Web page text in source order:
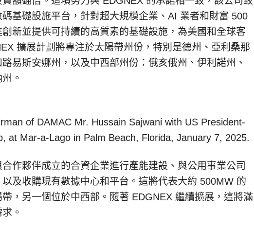
基礎設施平台，針對超大規模企業、AI 業者和財富 500
新並提供可持續的高質素的基礎設施，為美國和全球客
擴展計劃將專注於太陽帶州份，特別是德州、亞利桑那
易斯安娜州，以及中西部州份：俄亥俄州、伊利諾州、
。
of DAMAC Mr. Hussain Sajwani with US President-
at Mar-a-Lago in Palm Beach, Florida, January 7, 2025.
作夥伴成立的合資企業進行產能建設、與公用事業公司
及收購現有數據中心和平台。這將代表大約 500MW 的
，另一個位於中西部。隨著 EDGNEX 繼續擴展，這將滿
。